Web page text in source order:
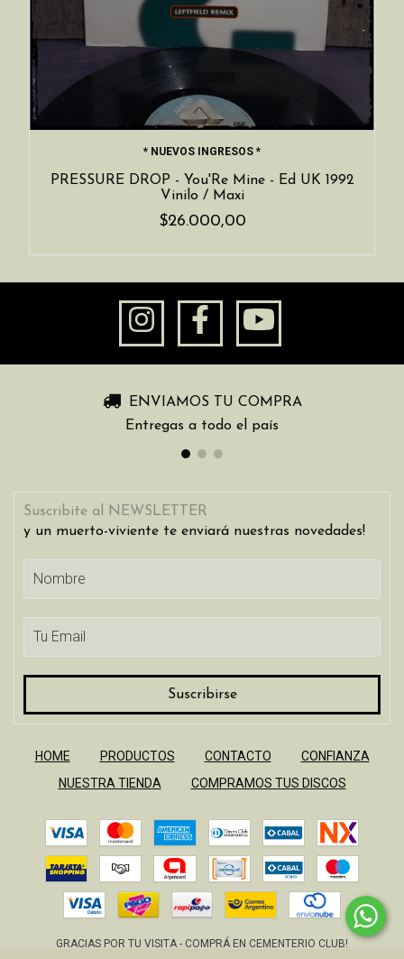
* NUEVOS INGRESOS *
PRESSURE DROP - You'Re Mine - Ed UK 1992
Vinilo / Maxi
$26.000,00
ENVIAMOS TU COMPRA
Entregas a todo el país
Suscribite al NEWSLETTER
y un muerto-viviente te enviará nuestras novedades!
HOME PRODUCTOS CONTACTO
CONFIANZA
NUESTRA TIENDA
COMPRAMOS TUS DISCOS
GRACIAS POR TU VISITA - COMPRÁ EN CEMENTERIO CLUB!